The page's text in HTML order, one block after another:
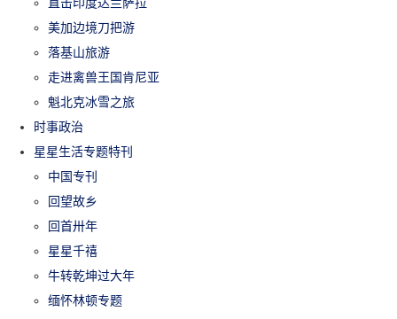
美加边境刀把游
落基山旅游
走进禽兽王国肯尼亚
魁北克冰雪之旅
时事政治
星星生活专题特刊
中国专刊
回望故乡
回首卅年
星星千禧
牛转乾坤过大年
缅怀林顿专题